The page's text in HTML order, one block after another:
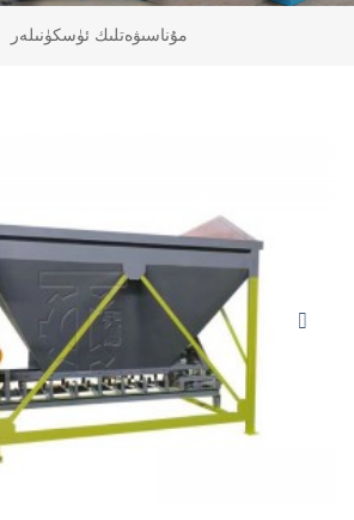
مۇناسىۋەتلىك ئۈسكۈنىلەر